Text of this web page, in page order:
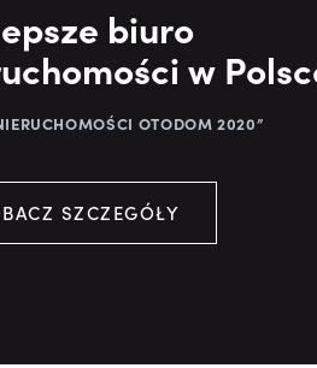
biuro
w
OTODOM 2020”
SZCZEGÓŁY